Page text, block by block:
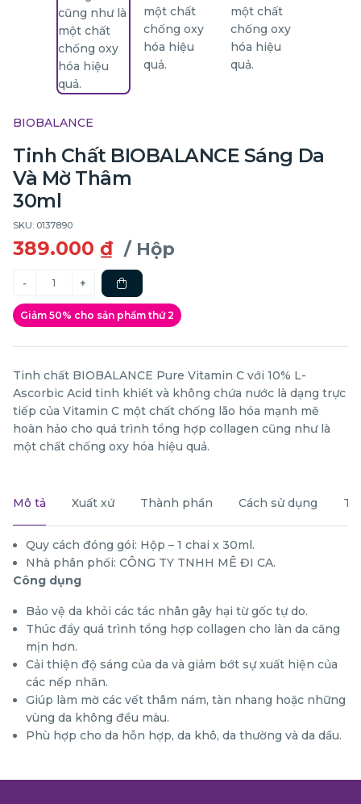
BIOBALANCE
Tinh Chất BIOBALANCE Sáng Da
Và Mờ Thâm
30ml
SKU: 0137890
389.000 ₫ / Hộp
Giảm 50% cho sản phẩm thứ 2
Tinh chất BIOBALANCE Pure Vitamin C với 10% L-
Ascorbic Acid tinh khiết và không chứa nước là dạng trực
tiếp của Vitamin C một chất chống lão hóa mạnh mẽ
hoàn hảo cho quá trình tổng hợp collagen cũng như là
một chất chống oxy hóa hiệu quả.
Mô tả Xuất xứ Thành phần Cách sử dụng
Quy cách đóng gói: Hộp – 1 chai x 30ml.
Nhà phân phối: CÔNG TY TNHH MÊ ĐI CA.
Công dụng
Bảo vệ da khỏi các tác nhân gây hại từ gốc tự do.
Thúc đẩy quá trình tổng hợp collagen cho làn da căng
mịn hơn.
Cải thiện độ sáng của da và giảm bớt sự xuất hiện của
các nếp nhăn.
Giúp làm mờ các vết thâm nám, tàn nhang hoặc những
vùng da không đều màu.
Phù hợp cho da hỗn hợp, da khô, da thường và da dầu.